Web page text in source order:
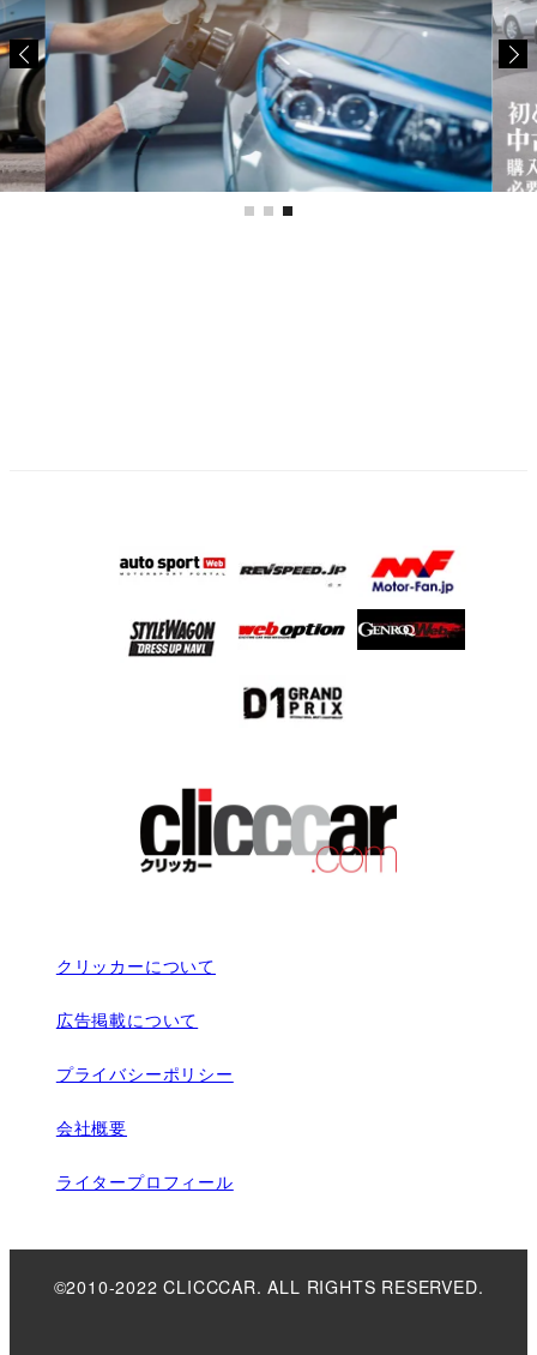
クリッカーについて
広告掲載について
プライバシーポリシー
会社概要
ライタープロフィール
©2010-2022 CLICCCAR. ALL RIGHTS RESERVED.